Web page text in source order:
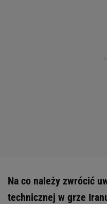
Na co należy zwrócić
technicznej w grze